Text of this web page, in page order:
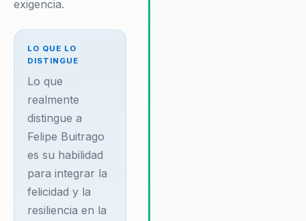
exigencia.
LO QUE LO
DISTINGUE
Lo que
realmente
distingue a
Felipe Buitrago
es su habilidad
para integrar la
felicidad y la
resiliencia en la